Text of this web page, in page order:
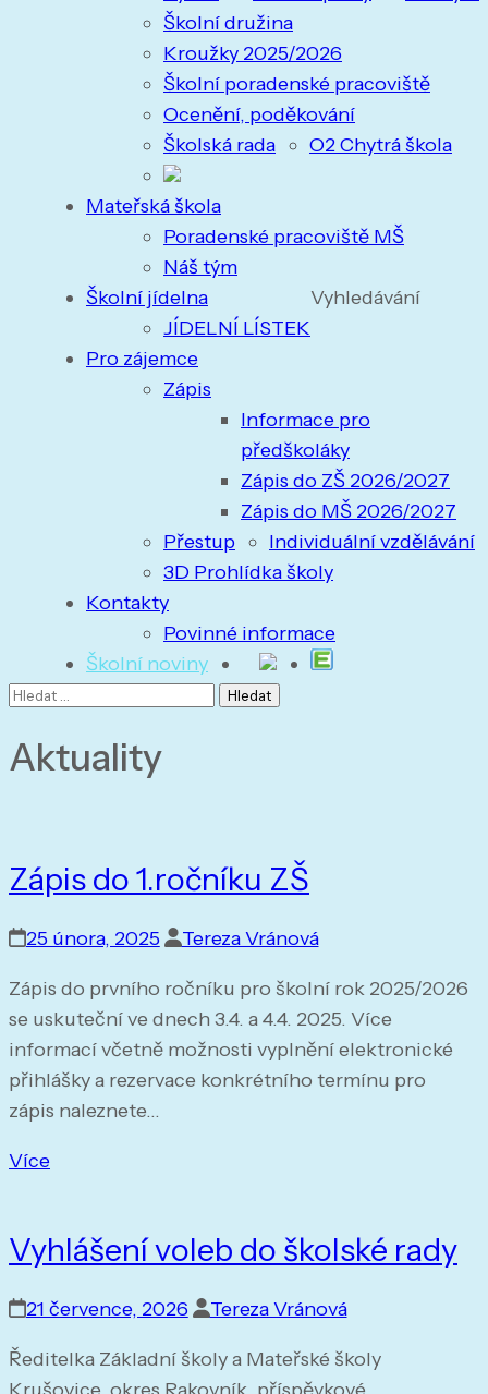
Školní družina
Kroužky 2025/2026
Školní poradenské pracoviště
Ocenění, poděkování
Školská rada
O2 Chytrá škola
Mateřská škola
Poradenské pracoviště MŠ
Náš tým
Školní jídelna
JÍDELNÍ LÍSTEK
Pro zájemce
Zápis
Informace pro
předškoláky
Zápis do ZŠ 2026/2027
Zápis do MŠ 2026/2027
Přestup
Individuální vzdělávání
3D Prohlídka školy
Kontakty
Povinné informace
Školní noviny
Vyhledávání
Aktuality
Zápis do 1.ročníku ZŠ
25 února, 2025 Tereza Vránová
Zápis do prvního ročníku pro školní rok 2025/2026
se uskuteční ve dnech 3.4. a 4.4. 2025. Více
informací včetně možnosti vyplnění elektronické
přihlášky a rezervace konkrétního termínu pro
zápis naleznete…
Více
Vyhlášení voleb do školské rady
21 července, 2026 Tereza Vránová
Ředitelka Základní školy a Mateřské školy